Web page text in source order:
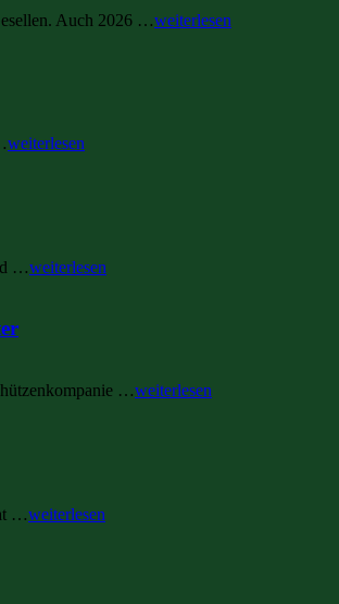
Auch 2026 …weiterlesen
weiterlesen
…weiterlesen
…weiterlesen
…weiterlesen